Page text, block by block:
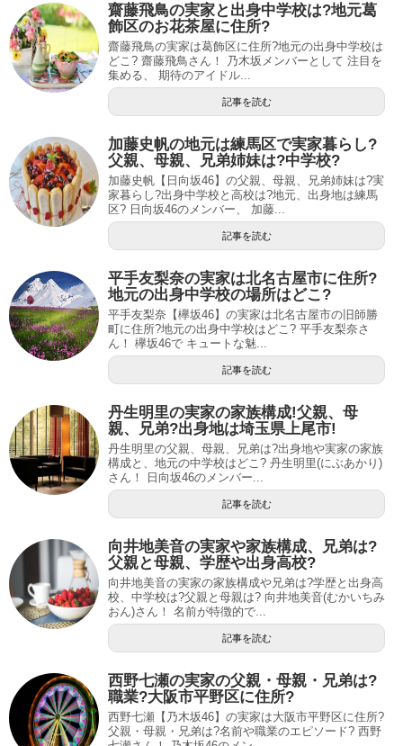
齋藤飛鳥の実家と出身中学校は?地元葛
飾区のお花茶屋に住所?
齋藤飛鳥の実家は葛飾区に住所?地元の出身中学校は
どこ? 齋藤飛鳥さん！ 乃木坂メンバーとして 注目を
集める、 期待のアイドル...
記事を読む
加藤史帆の地元は練馬区で実家暮らし?
父親、母親、兄弟姉妹は?中学校?
加藤史帆【日向坂46】の父親、母親、兄弟姉妹は?実
家暮らし?出身中学校と高校は?地元、出身地は練馬
区? 日向坂46のメンバー、 加藤...
記事を読む
平手友梨奈の実家は北名古屋市に住所?
地元の出身中学校の場所はどこ?
平手友梨奈【欅坂46】の実家は北名古屋市の旧師勝
町に住所?地元の出身中学校はどこ? 平手友梨奈さ
ん！ 欅坂46で キュートな魅...
記事を読む
丹生明里の実家の家族構成!父親、母
親、兄弟?出身地は埼玉県上尾市!
丹生明里の父親、母親、兄弟は?出身地や実家の家族
構成と、地元の中学校はどこ? 丹生明里(にぶあかり)
さん！ 日向坂46のメンバー...
記事を読む
向井地美音の実家や家族構成、兄弟は?
父親と母親、学歴や出身高校?
向井地美音の実家の家族構成や兄弟は?学歴と出身高
校、中学校は?父親と母親は? 向井地美音(むかいちみ
おん)さん！ 名前が特徴的で...
記事を読む
西野七瀬の実家の父親・母親・兄弟は?
職業?大阪市平野区に住所?
西野七瀬【乃木坂46】の実家は大阪市平野区に住所?
父親・母親・兄弟は?名前や職業のエピソード? 西野